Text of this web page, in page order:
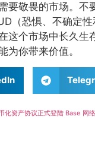
要敬畏的市场。不
（恐惧、不确定
这个市场中长久生
为你带来价值。